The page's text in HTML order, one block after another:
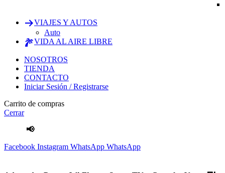
VIAJES Y AUTOS
Auto
VIDA AL AIRE LIBRE
NOSOTROS
TIENDA
CONTACTO
Iniciar Sesión / Registrarse
Carrito de compras
Cerrar
📢
Facebook Instagram WhatsApp WhatsApp